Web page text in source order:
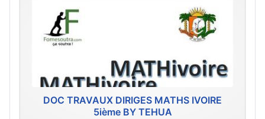
DOC TRAVAUX DIRIGES MATHS IVOIRE
5ième BY TEHUA